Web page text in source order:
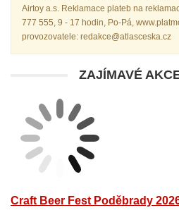
Airtoy a.s. Reklamace plateb na
777 555, 9 - 17 hodin, Po-Pá,
provozovatele: redakce@atlasceska.cz
ZAJÍMAVÉ
Craft Beer Fest Poděbrady